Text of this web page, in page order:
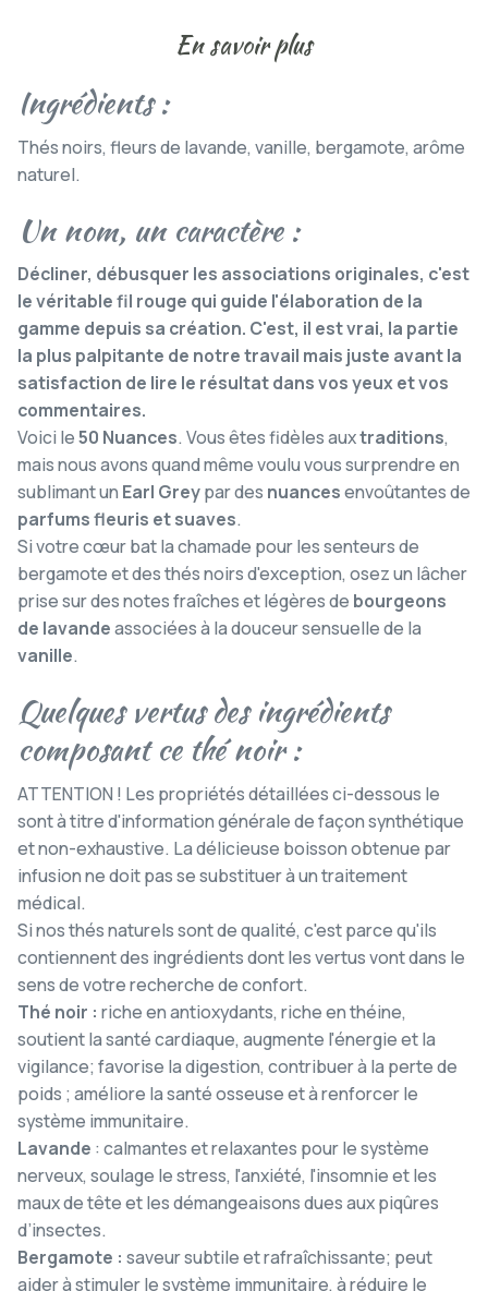
En savoir plus
Ingrédients :
Thés noirs, fleurs de lavande, vanille, bergamote, arôme
naturel.
Un nom, un caractère :
Décliner, débusquer les associations originales, c'est
le véritable fil rouge qui guide l'élaboration de la
gamme depuis sa création. C'est, il est vrai, la partie
la plus palpitante de notre travail mais juste avant la
satisfaction de lire le résultat dans vos yeux et vos
commentaires.
Voici le50 Nuances. Vous êtes fidèles auxtraditions,
mais nous avons quand même voulu vous surprendre en
sublimant un Earl Greypar des nuancesenvoûtantes de
parfums fleuris et suaves.
Si votre cœur bat la chamade pour les senteurs de
bergamote et des thés noirs d'exception, osez un lâcher
prise sur des notes fraîches et légères de bourgeons
de lavandeassociées à la douceur sensuelle de la
vanille.
Quelques vertus des ingrédients
composant ce thé noir :
ATTENTION ! Les propriétés détaillées ci-dessous le
sont à titre d'information générale de façon synthétique
et non-exhaustive. La délicieuse boisson obtenue par
infusion ne doit pas se substituer à un traitement
médical.
Si nos thés naturels sont de qualité, c'est parce qu'ils
contiennent des ingrédients dont les vertus vont dans le
sens de votre recherche de confort.
Thé noir : riche en antioxydants, riche en théine,
soutient la santé cardiaque, augmente l'énergie et la
vigilance; favorise la digestion, contribuer à la perte de
poids ; améliore la santé osseuse et à renforcer le
système immunitaire.
Lavande : calmantes et relaxantes pour le système
nerveux, soulage le stress, l'anxiété, l'insomnie et les
maux de tête et les démangeaisons dues aux piqûres
d’insectes.
Bergamote : saveur subtile et rafraîchissante; peut
aider à stimuler le système immunitaire, à réduire le